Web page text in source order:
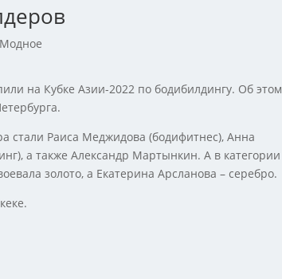
Модное
на Кубке Азии-2022 по бодибилдингу. Об этом
стали Раиса Меджидова (бодифитнес), Анна
а также Александр Мартынкин. А в категории
золото, а Екатерина Арсланова – серебро.